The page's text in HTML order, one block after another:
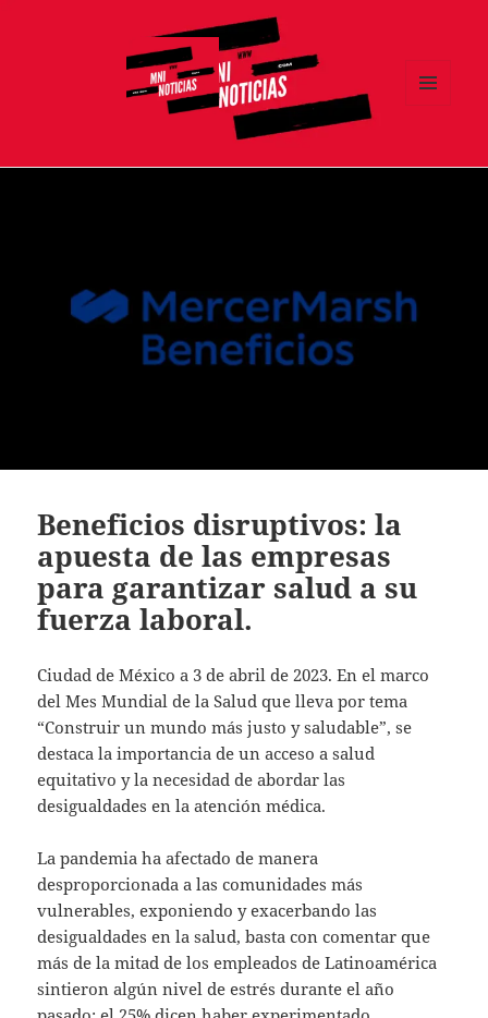
Beneficios disruptivos: la
apuesta de las empresas
para garantizar salud a su
fuerza laboral.
Ciudad de México a 3 de abril de 2023. En el marco
del Mes Mundial de la Salud que lleva por tema
“Construir un mundo más justo y saludable”, se
destaca la importancia de un acceso a salud
equitativo y la necesidad de abordar las
desigualdades en la atención médica.
La pandemia ha afectado de manera
desproporcionada a las comunidades más
vulnerables, exponiendo y exacerbando las
desigualdades en la salud, basta con comentar que
más de la mitad de los empleados de Latinoamérica
sintieron algún nivel de estrés durante el año